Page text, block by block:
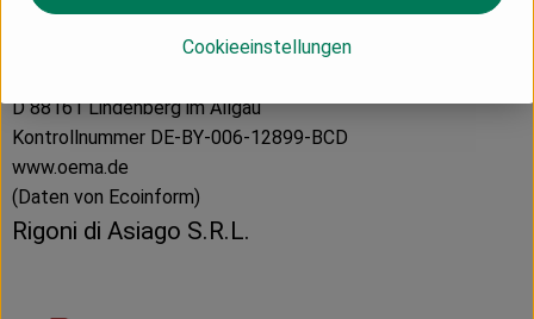
D 88161 Lindenberg im Allgäu
Kontrollnummer DE-BY-006-12899-BCD
www.oema.de
(Daten von Ecoinform)
Rigoni di Asiago S.R.L.
Cookieeinstellungen